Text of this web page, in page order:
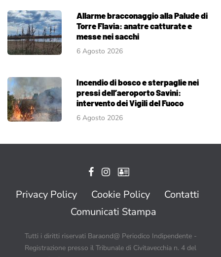
Allarme bracconaggio alla Palude di
Torre Flavia: anatre catturate e
messe nei sacchi
6 Agosto 2026
Incendio di bosco e sterpaglie nei
pressi dell’aeroporto Savini:
intervento dei Vigili del Fuoco
6 Agosto 2026
Privacy Policy Cookie Policy
Contatti
Comunicati Stampa
Tutti i diritti riservati Baraond@ Periodico Indipendente -
Registrazione presso il Tribunale di Civitavecchia n. 4 del